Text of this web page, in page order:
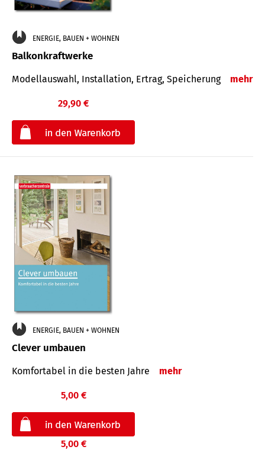
ENERGIE, BAUEN + WOHNEN
Balkonkraftwerke
Modellauswahl, Installation, Ertrag, Speicherung mehr
29,90 €
ENERGIE, BAUEN + WOHNEN
Clever umbauen
Komfortabel in die besten Jahre mehr
5,00 €
5,00 €